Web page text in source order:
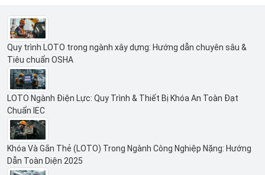
Quy trình LOTO trong ngành xây dựng: Hướng dẫn chuyên sâu &
Tiêu chuẩn OSHA
LOTO Ngành Điện Lực: Quy Trình & Thiết Bị Khóa An Toàn Đạt
Chuẩn IEC
Khóa Và Gắn Thẻ (LOTO) Trong Ngành Công Nghiệp Nặng: Hướng
Dẫn Toàn Diện 2025